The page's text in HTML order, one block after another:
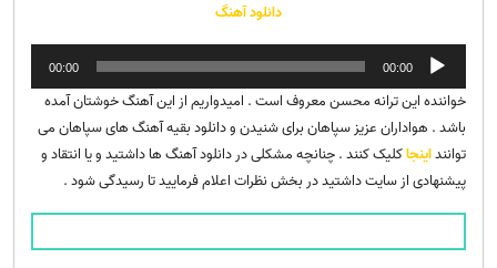
دانلود آهنگ
پخش‌کننده
صوت
00:00
00:00
خواننده این ترانه محسن معروف است . امیدواریم از این آهنگ خوشتان آمده
باشد . هواداران عزیز سپاهان برای شنیدن و دانلود بقیه آهنگ های سپاهان می
تواننداینجاکلیک کنند . چنانچه مشکلی در دانلود آهنگ ها داشتید و یا انتقاد و
پیشنهادی از سایت داشتید در بخش نظرات اعلام فرمایید تا رسیدگی شود .